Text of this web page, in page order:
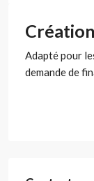
Adapté pour
demande de